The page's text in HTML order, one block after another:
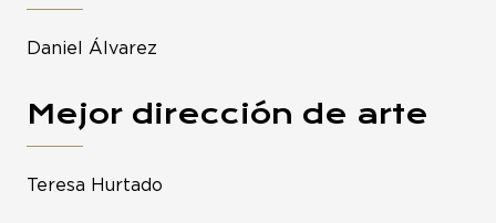
Daniel Álvarez
Mejor dirección de arte
Teresa Hurtado